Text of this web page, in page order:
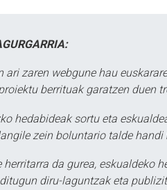
ari zaren webgune hau
berrituak garatzen duen
hedabideak sortu eta
zein boluntario talde handi
herritarra da gurea, eskualdeko
diru-laguntzak eta